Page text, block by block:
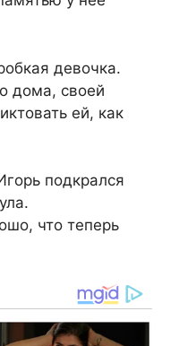
девочка.
дома, своей
ей, как
подкрался
что теперь